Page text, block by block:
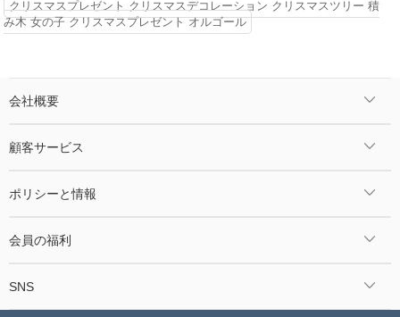
クリスマスプレゼント クリスマスデコレーション クリスマスツリー 積
み木 女の子 クリスマスプレゼント オルゴール
会社概要
顧客サービス
ポリシーと情報
会員の福利
SNS